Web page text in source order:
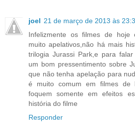
joel 21 de março de 2013 às
Infelizmente os filmes de hoje
muito apelativos,não há mais
trilogia Jurassi Park,e para
um bom pressentimento sobre
que não tenha apelação para
é muito comum em filmes de
foquem somente em efeitos
história do filme
Responder